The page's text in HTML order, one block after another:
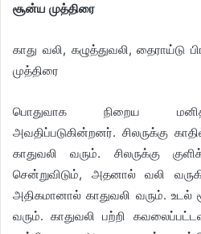
சூன்ய முத்திரை
காது வலி, கழுத்துவலி,
முத்திரை
பொதுவாக நிறைய
அவதிப்படுகின்றனர். சிலருக்கு
காதுவலி வரும். சிலருக்கு
சென்றுவிடும், அதனால் வலி
அதிகமானால் காதுவலி வரும். உடல்
வரும். காதுவலி பற்றி